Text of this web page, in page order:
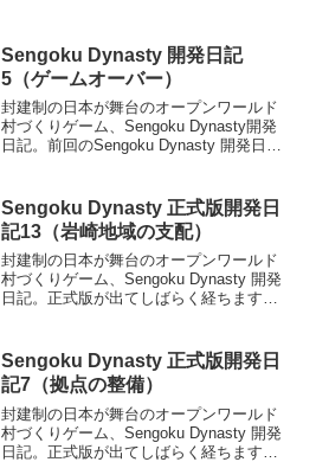
Sengoku Dynasty 開発日記
5（ゲームオーバー）
封建制の日本が舞台のオープンワールド
村づくりゲーム、Sengoku Dynasty開発
日記。前回のSengoku Dynasty 開発日記
ィレベルを上げる必要が出てき...
Sengoku Dynasty 正式版開発日
記13（岩崎地域の支配）
封建制の日本が舞台のオープンワールド
村づくりゲーム、Sengoku Dynasty 開発
日記。正式版が出てしばらく経ちます
る）からの続きです。岩崎村鉄...
Sengoku Dynasty 正式版開発日
記7（拠点の整備）
封建制の日本が舞台のオープンワールド
村づくりゲーム、Sengoku Dynasty 開発
日記。正式版が出てしばらく経ちます